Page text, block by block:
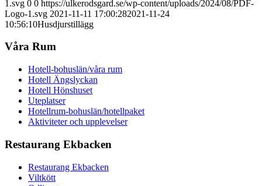
1.svg 0 0 https://ulkerodsgard.se/wp-content/uploads/2024/08/PDF-
Logo-1.svg 2021-11-11 17:00:282021-11-24
10:56:10Husdjurstillägg
Våra Rum
Hotell-bohuslän/våra rum
Hotell Ängslyckan
Hotell Hönshuset
Uteplatser
Hotellrum-bohuslän/hotellpaket
Aktiviteter och upplevelser
Restaurang Ekbacken
Restaurang Ekbacken
Viltkött